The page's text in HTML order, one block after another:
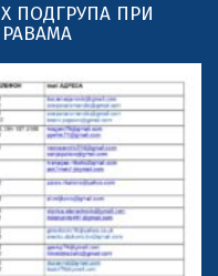
ПОДГРУПА ПРИ